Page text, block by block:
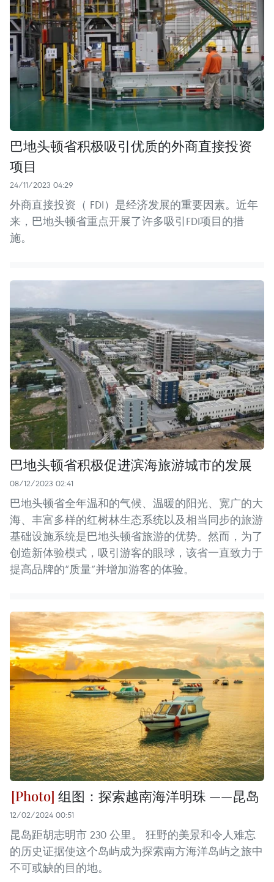
巴地头顿省积极吸引优质的外商直接投资
项目
24/11/2023 04:29
外商直接投资（ FDI）是经济发展的重要因素。近年
来，巴地头顿省重点开展了许多吸引FDI项目的措
施。
巴地头顿省积极促进滨海旅游城市的发展
08/12/2023 02:41
巴地头顿省全年温和的气候、温暖的阳光、宽广的大
海、丰富多样的红树林生态系统以及相当同步的旅游
基础设施系统是巴地头顿省旅游的优势。然而，为了
创造新体验模式，吸引游客的眼球，该省一直致力于
提高品牌的“质量”并增加游客的体验。
组图：探索越南海洋明珠 ——昆岛
12/02/2024 00:51
昆岛距胡志明市 230 公里。 狂野的美景和令人难忘
的历史证据使这个岛屿成为探索南方海洋岛屿之旅中
不可或缺的目的地。